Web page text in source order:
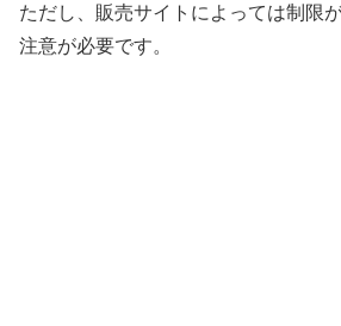
ただし、販売サイトによっては制限
注意が必要です。